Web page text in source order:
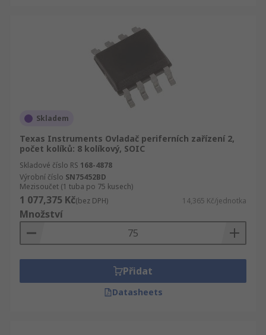
Skladem
Texas Instruments Ovladač periferních zařízení 2,
počet kolíků: 8 kolíkový, SOIC
Skladové číslo RS 168-4878
Výrobní číslo SN75452BD
Mezisoučet (1 tuba po 75 kusech)
1 077,375 Kč(bez DPH) 14,365 Kč/jednotka
Množství
Přidat
Datasheets